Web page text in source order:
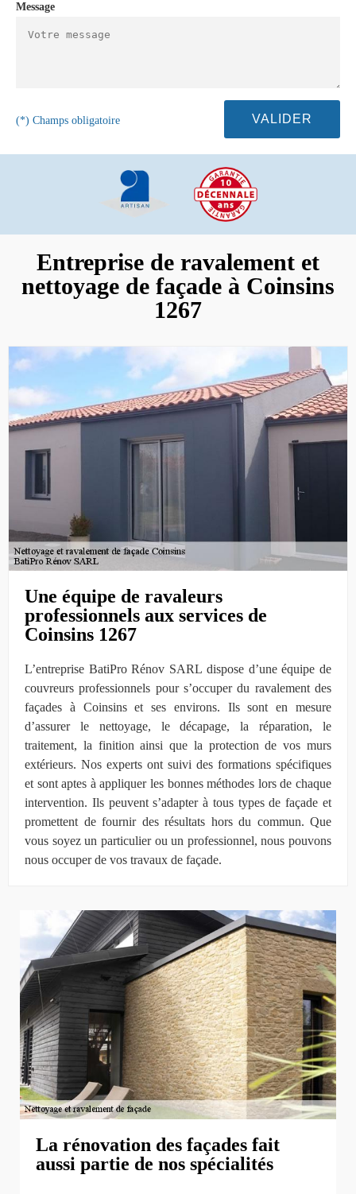
Message
(*) Champs obligatoire
Entreprise de ravalement et
nettoyage de façade à Coinsins
1267
Une équipe de ravaleurs
professionnels aux services de
Coinsins 1267
L’entreprise BatiPro Rénov SARL dispose d’une équipe de
couvreurs professionnels pour s’occuper du ravalement des
façades à Coinsins et ses environs. Ils sont en mesure
d’assurer le nettoyage, le décapage, la réparation, le
traitement, la finition ainsi que la protection de vos murs
extérieurs. Nos experts ont suivi des formations spécifiques
et sont aptes à appliquer les bonnes méthodes lors de chaque
intervention. Ils peuvent s’adapter à tous types de façade et
promettent de fournir des résultats hors du commun. Que
vous soyez un particulier ou un professionnel, nous pouvons
nous occuper de vos travaux de façade.
La rénovation des façades fait
aussi partie de nos spécialités